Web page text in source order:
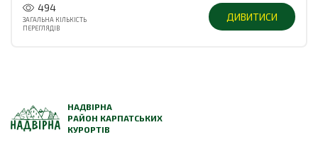
494
ЗАГАЛЬНА КІЛЬКІСТЬ
ПЕРЕГЛЯДІВ
ДИВИТИСИ
НАДВІРНА
РАЙОН КАРПАТСЬКИХ
КУРОРТІВ